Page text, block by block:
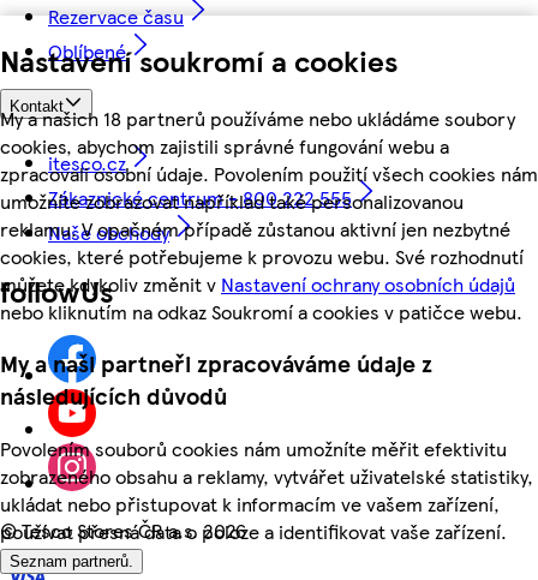
Nastavení soukromí a cookies
My a našich 18 partnerů používáme nebo ukládáme soubory
cookies, abychom zajistili správné fungování webu a
zpracovali osobní údaje. Povolením použití všech cookies nám
umožníte zobrazovat například také personalizovanou
reklamu. V opačném případě zůstanou aktivní jen nezbytné
cookies, které potřebujeme k provozu webu. Své rozhodnutí
můžete kdykoliv změnit v Nastavení ochrany osobních údajů
nebo kliknutím na odkaz Soukromí a cookies v patičce webu.
My a naši partneři zpracováváme údaje z
následujících důvodů
Povolením souborů cookies nám umožníte měřit efektivitu
zobrazeného obsahu a reklamy, vytvářet uživatelské statistiky,
ukládat nebo přistupovat k informacím ve vašem zařízení,
používat přesná data o poloze a identifikovat vaše zařízení.
Seznam partnerů.
Rezervace času
Oblíbené
Kontakt
itesco.cz
Zákaznické centrum - 800 222 555
Naše obchody
followUs
©Tesco Stores ČR a.s. 2026